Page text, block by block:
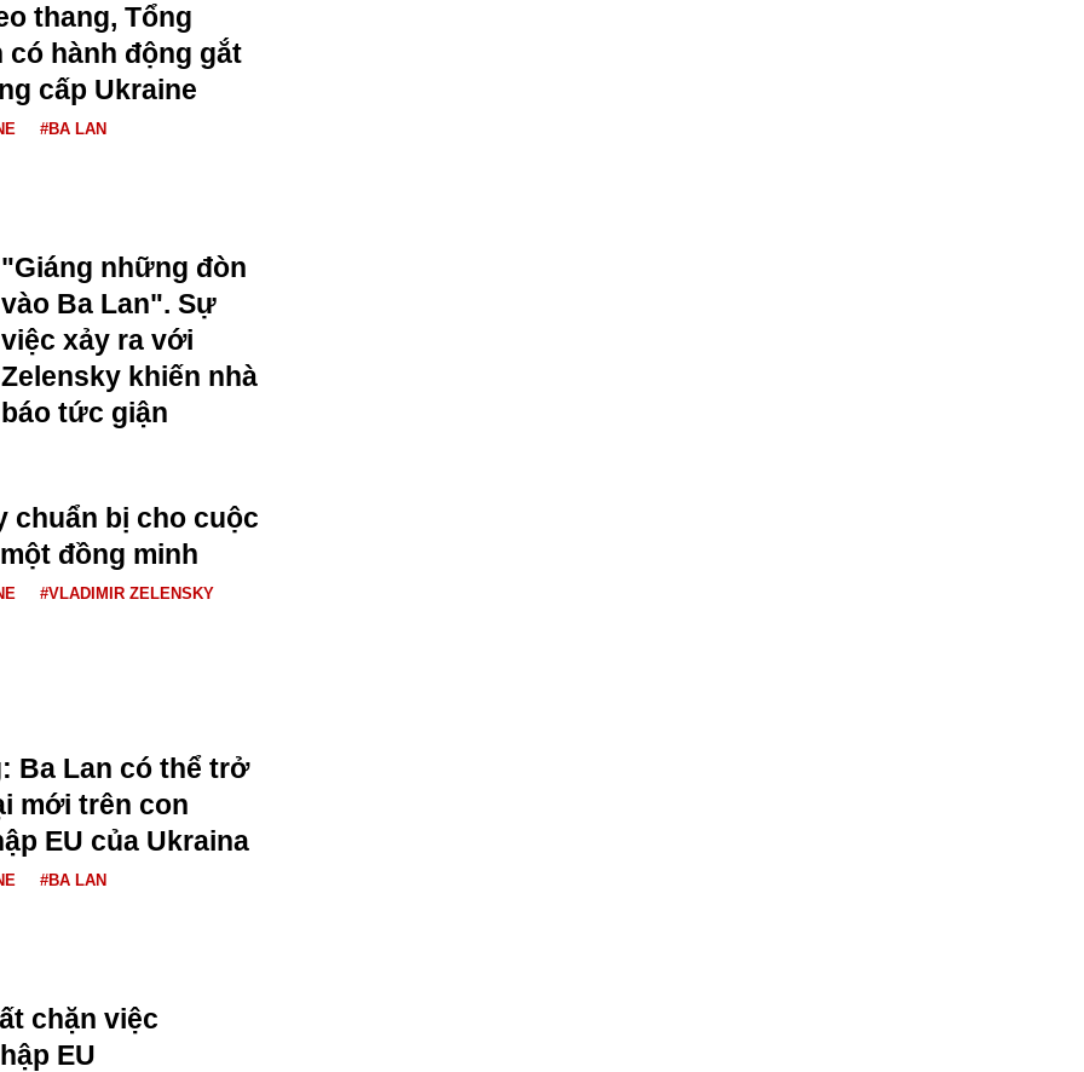
thang, Tổng
có hành động gắt
cấp Ukraine
#BA LAN
"Giáng những đòn
vào Ba Lan". Sự
việc xảy ra với
Zelensky khiến nhà
báo tức giận
chuẩn bị cho cuộc
đồng minh
#VLADIMIR ZELENSKY
Ba Lan có thể trở
mới trên con
EU của Ukraina
#BA LAN
chặn việc
EU